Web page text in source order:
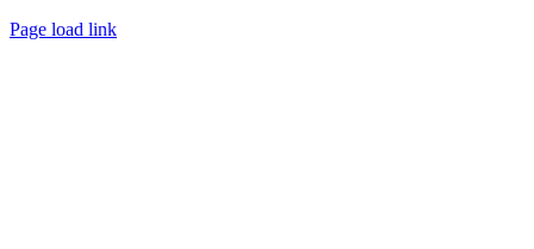
Page load link